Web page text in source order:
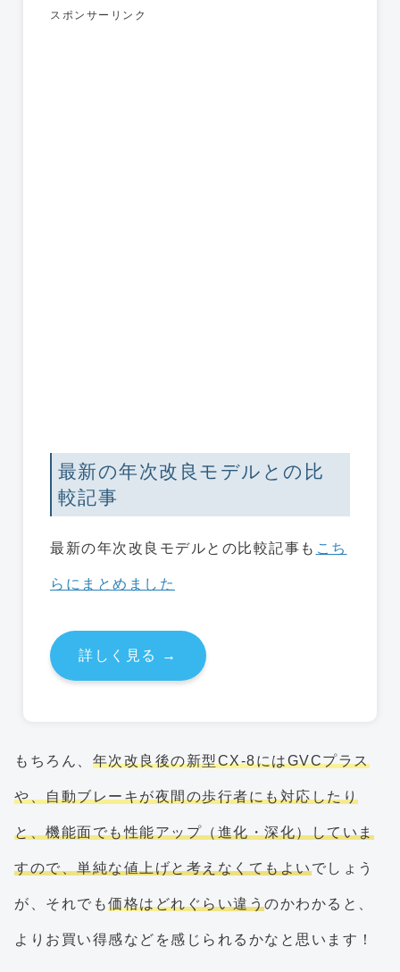
スポンサーリンク
最新の年次改良モデルとの比
較記事
最新の年次改良モデルとの比較記事も こち
らにまとめました
詳しく見る →
もちろん、 年次改良後の新型CX-8にはGVCプラス
や、自動ブレーキが夜間の歩行者にも対応したり
と、機能面でも性能アップ（進化・深化）していま
すので、単純な値上げと考えなくてもよいでしょう
が、それでも価格はどれぐらい違うのかわかると、
よりお買い得感などを感じられるかなと思います！